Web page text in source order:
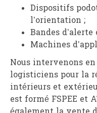
Dispositifs
l’orientation ;
Bandes
Machines
Nous intervenons
logisticiens pour la
intérieurs et
est formé FSPEE et